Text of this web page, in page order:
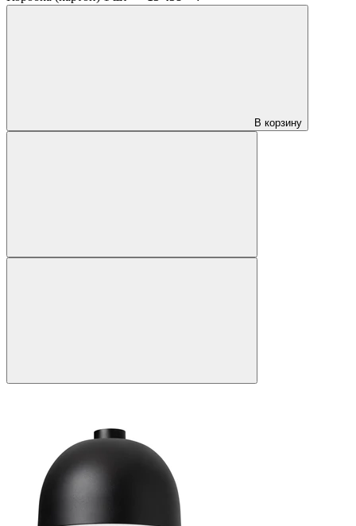
В корзину